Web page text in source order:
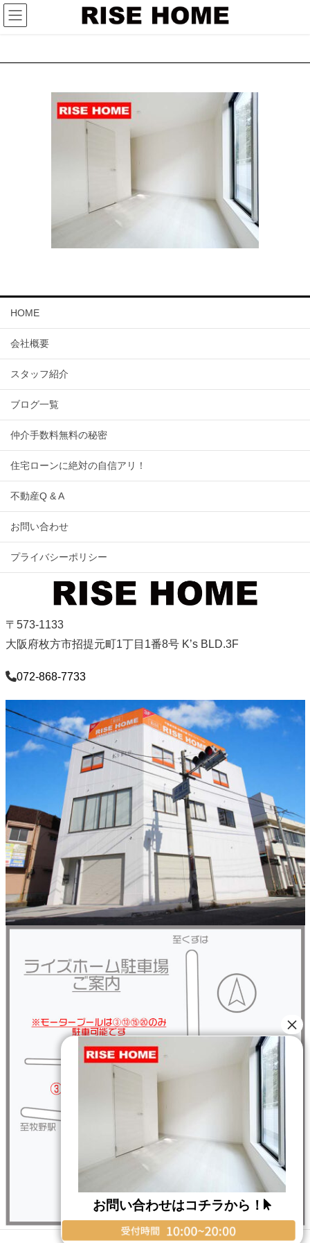
HOME
会社概要
スタッフ紹介
ブログ一覧
仲介手数料無料の秘密
住宅ローンに絶対の自信アリ！
不動産Q & A
お問い合わせ
プライバシーポリシー
〒573-1133
大阪府枚方市招提元町1丁目1番8号 K’s BLD.3F
072-868-7733
Copyright © RISE HOME All Rights Reserved.
お問い合わせはコチラから！